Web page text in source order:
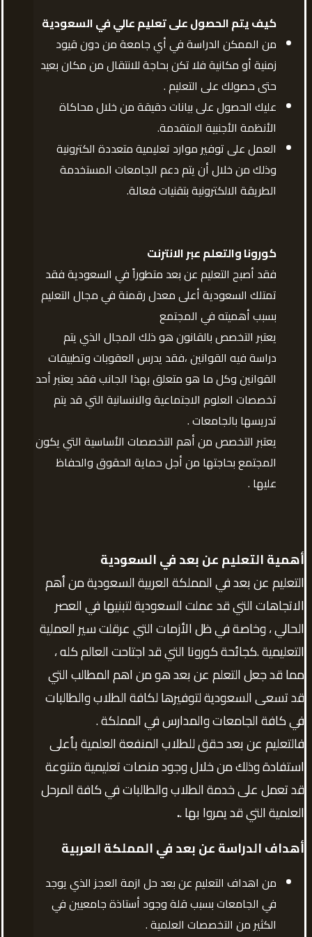
كيف يتم الحصول على تعليم عالي في السعودية
من الممكن الدراسة في أي جامعة من دون قيود
زمنية أو مكانية فلا تكن بحاجة للانتقال من مكان بعيد
حتى حصولك على التعليم .
عليك الحصول على بيانات دقيقة من خلال محاكاة
الأنظمة الأجنبية المتقدمة.
العمل على توفير موارد تعليمية متعددة الكترونية
وذلك من خلال أن يتم دعم الجامعات المستخدمة
الطريقة الالكترونية بتقنيات فعالة.
كورونا والتعلم عبر الانترنت
فقد أصبح التعليم عن بعد متطوراً في السعودية فقد
تمتلك السعودية أعلى معدل رقمنة في مجال التعليم
بسبب أهميته في المجتمع
يعتبر التخصص بالقانون هو ذلك المجال الذي يتم
دراسة فيه القوانين ،فقد يدرس العقوبات وتطبيقات
القوانين وكل ما هو متعلق بهذا الجانب فقد يعتبر أحد
تخصصات العلوم الاجتماعية والانسانية التي قد يتم
تدريسها بالجامعات .
يعتبر التخصص من أهم التخصصات الأساسية التي يكون
المجتمع بحاجتها من أجل حماية الحقوق والحفاظ
عليها .
أهمية التعليم عن بعد في السعودية
التعليم عن بعد في المملكة العربية السعودية من أهم
الاتجاهات التي قد عملت السعودية لتبنيها في العصر
الحالي ، وخاصة في ظل الأزمات التي عرقلت سير العملية
التعليمية .كجائحة كورونا التي قد اجتاحت العالم كله ،
مما قد جعل التعلم عن بعد هو من اهم المطالب التي
قد تسعى السعودية لتوفيرها لكافة الطلاب والطالبات
في كافة الجامعات والمدارس في المملكة .
فالتعليم عن بعد حقق للطلاب المنفعة العلمية بأعلى
استفادة وذلك من خلال وجود منصات تعليمية متنوعة
قد تعمل على خدمة الطلاب والطالبات في كافة المرحل
العلمية التي قد يمروا بها ..
أهداف الدراسة عن بعد في المملكة العربية
من اهداف التعليم عن بعد حل ازمة العجز الذي يوجد
في الجامعات بسبب قلة وجود أستاذة جامعيين في
الكثير من التخصصات العلمية .